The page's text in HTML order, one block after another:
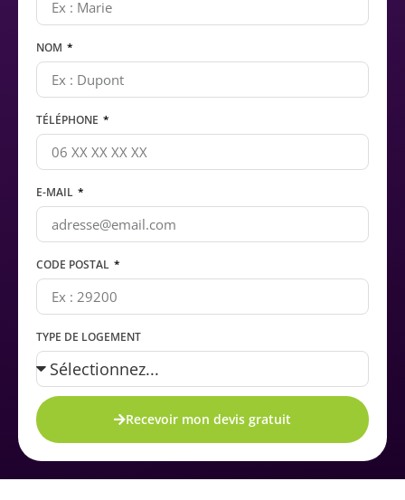
NOM
TÉLÉPHONE
E-MAIL
CODE POSTAL
TYPE DE LOGEMENT
Recevoir mon devis gratuit